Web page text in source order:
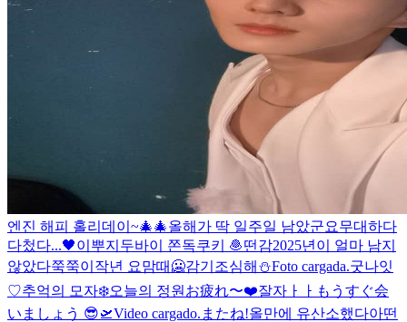
엔진 해피 홀리데이~🎄🎄올해가 딱 일주일 남았군요무대하다
다첬다...🖤이뿌지 두바이 쫀독쿠키 🧆떤감2025년이 얼마 남지
않았다쭉쭉이 작년 요맘때 🥶감기조심해⛄️Foto cargada.굿나잇
♡추억의 모자❄️오늘의 정원 お疲れ〜❤️잘자ㅏㅏ もうすぐ会
いましょう 😎🛫Video cargado. またね!올만에 유산소했다아떤